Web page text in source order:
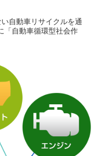
自動車リサイクルを通
「自動車循環型社会作